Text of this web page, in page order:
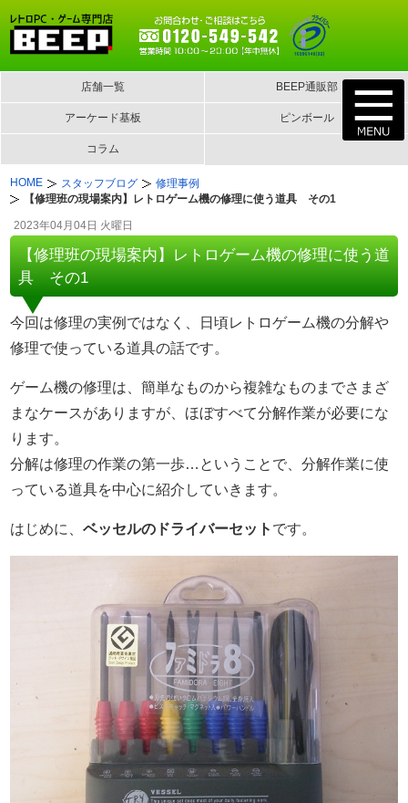
店舗一覧 BEEP通販部
アーケード基板 ピンボール
コラム
HOME スタッフブログ
修理事例
【修理班の現場案内】レトロゲーム機の修理に使う道具 その1
2023年04月04日 火曜日
【修理班の現場案内】レトロゲーム機の修理に使う道
具 その1
今回は修理の実例ではなく、日頃レトロゲーム機の分解や
修理で使っている道具の話です。
ゲーム機の修理は、簡単なものから複雑なものまでさまざ
まなケースがありますが、ほぼすべて分解作業が必要にな
ります。
分解は修理の作業の第一歩…ということで、分解作業に使
っている道具を中心に紹介していきます。
はじめに、ベッセルのドライバーセット です。